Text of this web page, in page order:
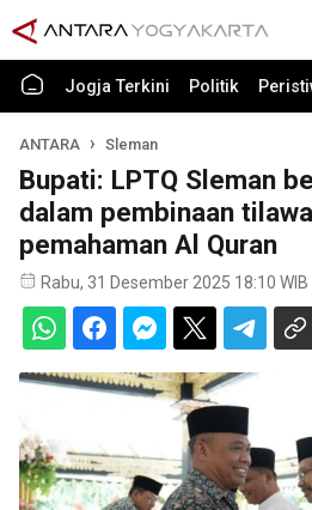
Jogja Terkini Politik
ANTARA Sleman
Bupati: LPTQ Sleman
dalam pembinaan
pemahaman Al Quran
Rabu, 31 Desember 2025 18:10 WIB